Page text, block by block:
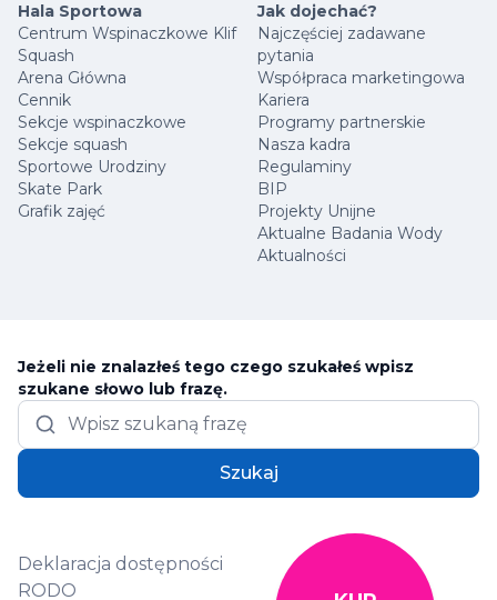
Hala Sportowa
Centrum Wspinaczkowe Klif
Squash
Arena Główna
Cennik
Sekcje wspinaczkowe
Sekcje squash
Sportowe Urodziny
Skate Park
Grafik zajęć
Jak dojechać?
Najczęściej zadawane
pytania
Współpraca marketingowa
Kariera
Programy partnerskie
Nasza kadra
Regulaminy
BIP
Projekty Unijne
Aktualne Badania Wody
Aktualności
Jeżeli nie znalazłeś tego czego szukałeś wpisz
szukane słowo lub frazę.
Szukaj
Deklaracja dostępności
RODO